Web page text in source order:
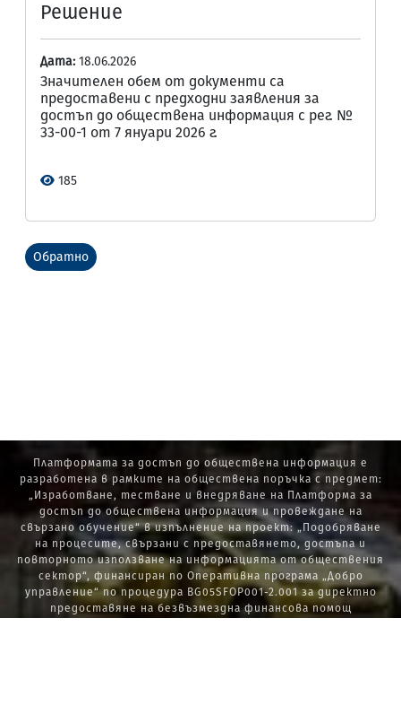
Решение
Дата: 18.06.2026
Значителен обем от документи са
предоставени с предходни заявления за
достъп до обществена информация с рег. №
33-00-1 от 7 януари 2026 г.
185
Обратно
Платформата за достъп до обществена информация е
разработена в рамките на обществена поръчка с предмет:
„Изработване, тестване и внедряване на Платформа за
достъп до обществена информация и провеждане на
свързано обучение“ в изпълнение на проект: „Подобряване
на процесите, свързани с предоставянето, достъпа и
повторното използване на информацията от обществения
сектор“, финансиран по Оперативна програма „Добро
управление“ по процедура BG05SFOP001-2.001 за директно
предоставяне на безвъзмездна финансова помощ